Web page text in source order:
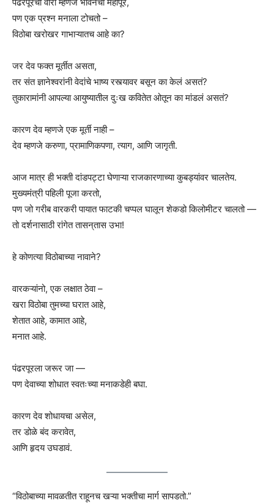
पंढरपूरची वारी म्हणजे भावनेचा महापूर,
पण एक प्रश्न मनाला टोचतो –
विठोबा खरोखर गाभाऱ्यातच आहे का?
जर देव फक्त मूर्तीत असता,
तर संत ज्ञानेश्वरांनी वेदांचे भाष्य रस्त्यावर बसून का केलं असतं?
तुकारामांनी आपल्या आयुष्यातील दुःख कवितेत ओतून का मांडलं असतं?
कारण देव म्हणजे एक मूर्ती नाही –
देव म्हणजे करुणा, प्रामाणिकपणा, त्याग, आणि जागृती.
आज मात्र ही भक्ती दांडपट्टा घेणाऱ्या राजकारणाच्या कुबड्यांवर चालतेय.
मुख्यमंत्री पहिली पूजा करतो,
पण जो गरीब वारकरी पायात फाटकी चप्पल घालून शेकडो किलोमीटर चालतो —
तो दर्शनासाठी रांगेत तासन्‌तास उभा!
हे कोणत्या विठोबाच्या नावाने?
वारकऱ्यांनो, एक लक्षात ठेवा –
खरा विठोबा तुमच्या घरात आहे,
शेतात आहे, कामात आहे,
मनात आहे.
पंढरपूरला जरूर जा —
पण देवाच्या शोधात स्वतःच्या मनाकडेही बघा.
कारण देव शोधायचा असेल,
तर डोळे बंद करावेत,
आणि हृदय उघडावं.
“विठोबाच्या मावळतीत राहूनच खऱ्या भक्तीचा मार्ग सापडतो.”